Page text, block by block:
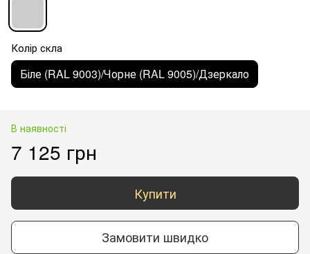
Колір скла
Біле (RAL 9003)/Чорне (RAL 9005)/Дзеркало
В наявності
7 125 грн
Купити
Замовити швидко